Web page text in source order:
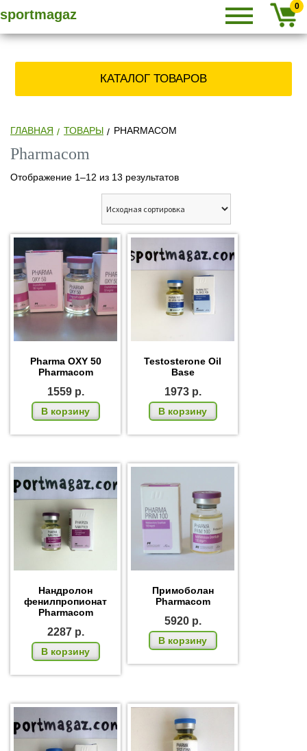
toSPORTMAGAZ
» КУПИТЬ
СТЕРОИДЫ,
ЗАКАЗАТЬ
АНАБОЛИКИ
ПО ПОЧТЕ
sportmagaz
0
КАТАЛОГ ТОВАРОВ
ГЛАВНАЯ ТОВАРЫ PHARMACOM
Pharmacom
Отображение 1–12 из 13 результатов
Pharma OXY 50
Pharmacom
1559 р.
В корзину
Testosterone Oil
Base
1973 р.
В корзину
Нандролон
фенилпропионат
Pharmacom
2287 р.
В корзину
Примоболан
Pharmacom
5920 р.
В корзину